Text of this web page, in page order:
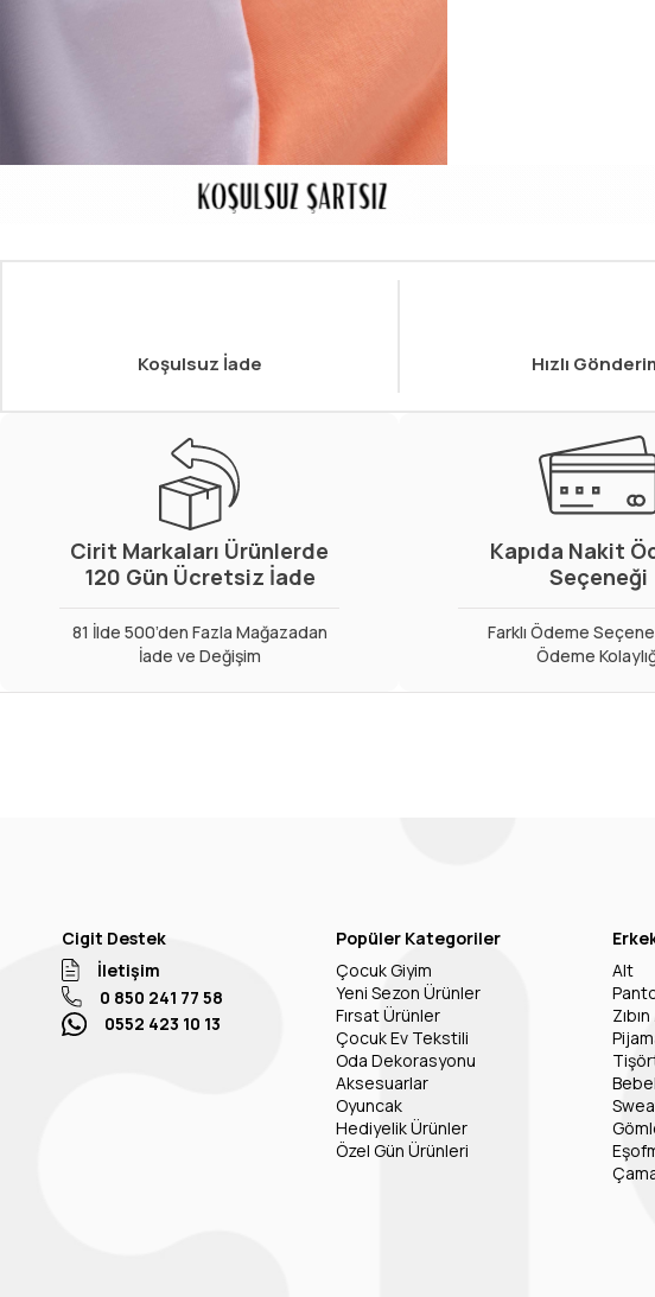
Koşulsuz İade Hızlı
Cirit Markaları Ürünlerde
120 Gün Ücretsiz İade
81 İlde 500’den Fazla Mağazadan
İade ve Değişim
Kapıda Nakit
Seçeneği
Farklı Ödeme
Ödeme
Cigit Destek
İletişim
0 850 241 77 58
0552 423 10 13
Popüler Kategoriler
Çocuk Giyim
Yeni Sezon Ürünler
Fırsat Ürünler
Çocuk Ev Tekstili
Oda Dekorasyonu
Aksesuarlar
Oyuncak
Hediyelik Ürünler
Özel Gün Ürünleri
Alt